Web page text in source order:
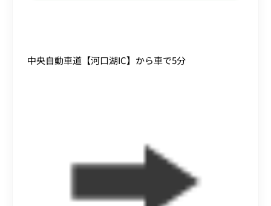
中央自動車道【河口湖IC】から車で5分